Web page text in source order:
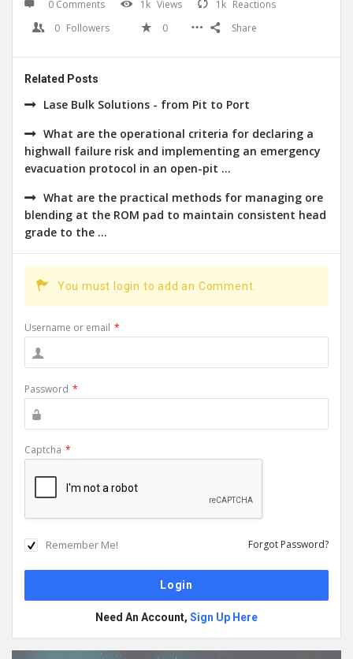
0 Comments 1k Views 1k Reactions
0 Followers 0 Share
Related Posts
Lase Bulk Solutions - from Pit to Port
What are the operational criteria for declaring a
highwall failure risk and implementing an emergency
evacuation protocol in an open-pit ...
What are the practical methods for managing ore
blending at the ROM pad to maintain consistent head
grade to the ...
You must login to add an Comment.
Username or email *
Password *
Captcha *
Remember Me! Forgot Password?
Need An Account, Sign Up Here